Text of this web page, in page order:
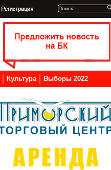
Культура Выборы 2022